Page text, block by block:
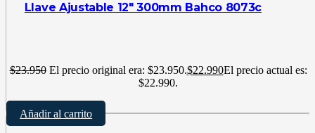
Llave Ajustable 12″ 300mm Bahco 8073c
$23.950 El precio original era: $23.950.$22.990El precio actual es:
$22.990.
Añadir al carrito